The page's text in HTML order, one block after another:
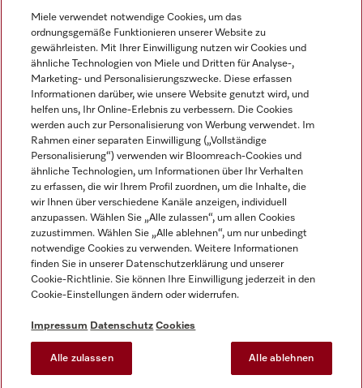
AGB
Datenschutz
Nutzungsbedingungen
Barrierefreiheitserklärung
EU-Gesetzen über digitale Dienste
Cookie-Einstellungen
Miele auf Instagram
Miele auf Facebook
Miele auf Youtube
Miele verwendet notwendige Cookies, um das
ordnungsgemäße Funktionieren unserer Website zu
gewährleisten. Mit Ihrer Einwilligung nutzen wir Cookies und
ähnliche Technologien von Miele und Dritten für Analyse-,
Marketing- und Personalisierungszwecke. Diese erfassen
Informationen darüber, wie unsere Website genutzt wird, und
helfen uns, Ihr Online-Erlebnis zu verbessern. Die Cookies
werden auch zur Personalisierung von Werbung verwendet. Im
Rahmen einer separaten Einwilligung („Vollständige
Personalisierung“) verwenden wir Bloomreach-Cookies und
ähnliche Technologien, um Informationen über Ihr Verhalten
zu erfassen, die wir Ihrem Profil zuordnen, um die Inhalte, die
wir Ihnen über verschiedene Kanäle anzeigen, individuell
anzupassen. Wählen Sie „Alle zulassen“, um allen Cookies
zuzustimmen. Wählen Sie „Alle ablehnen“, um nur unbedingt
notwendige Cookies zu verwenden. Weitere Informationen
finden Sie in unserer Datenschutzerklärung und unserer
Cookie-Richtlinie. Sie können Ihre Einwilligung jederzeit in den
Cookie-Einstellungen ändern oder widerrufen.
Impressum Datenschutz Cookies
Alle zulassen Alle ablehnen